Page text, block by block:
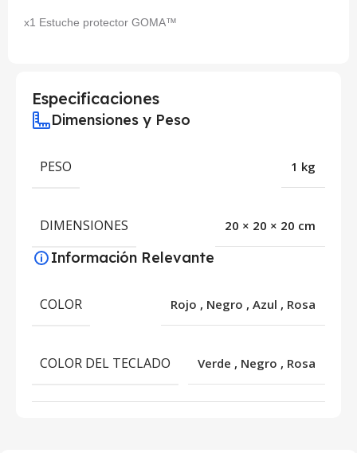
x1 Estuche protector GOMA™
Especificaciones
Dimensiones y Peso
PESO 1 kg
DIMENSIONES 20 × 20 × 20 cm
Información Relevante
COLOR Rojo , Negro , Azul , Rosa
COLOR DEL TECLADO Verde , Negro , Rosa